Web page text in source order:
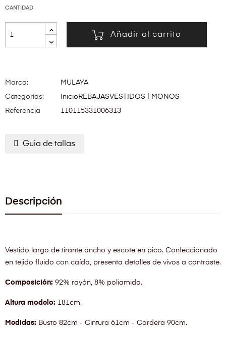
CANTIDAD
Añadir al carrito
Marca:
MULAYA
Categorías:
Inicio REBAJASVESTIDOS | MONOS
Referencia
110115331006313
Guia de tallas
Descripción
Vestido largo de tirante ancho y escote en pico. Confeccionado
en tejido fluido con caída, presenta detalles de vivos a contraste.
Composición: 92% rayón, 8% poliamida.
Altura modelo: 181cm.
Medidas: Busto 82cm - Cintura 61cm - Cardera 90cm.